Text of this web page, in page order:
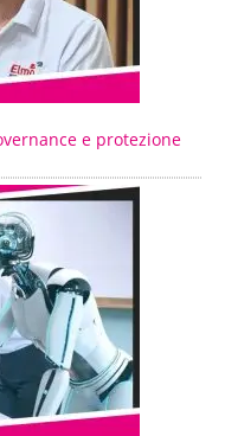
e protezione